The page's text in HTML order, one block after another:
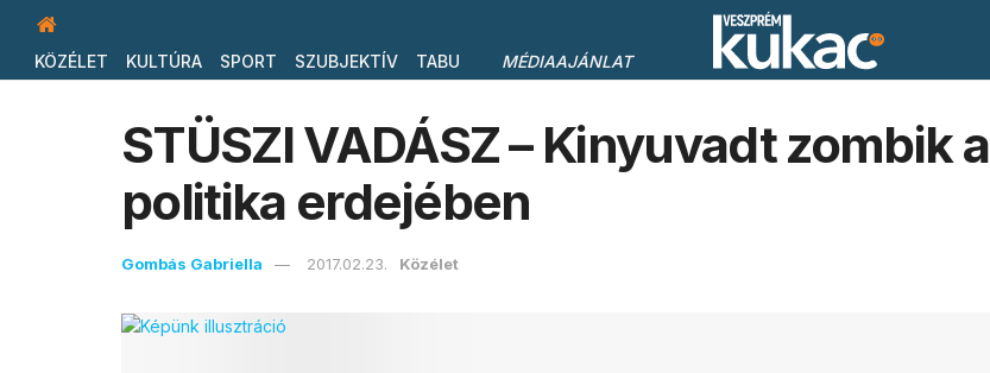
KÖZÉLET KULTÚRA SPORT SZUBJEKTÍV TABU MÉDIAAJÁNLAT
STÜSZI VADÁSZ – Kinyuvadt zombik a
politika erdejében
Gombás Gabriella 2017.02.23. Közélet